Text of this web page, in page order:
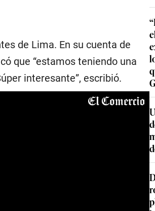
de Lima. En su cuenta de
que “estamos teniendo una
interesante”, escribió.